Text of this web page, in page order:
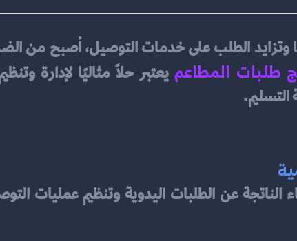
طلبات المطاعم